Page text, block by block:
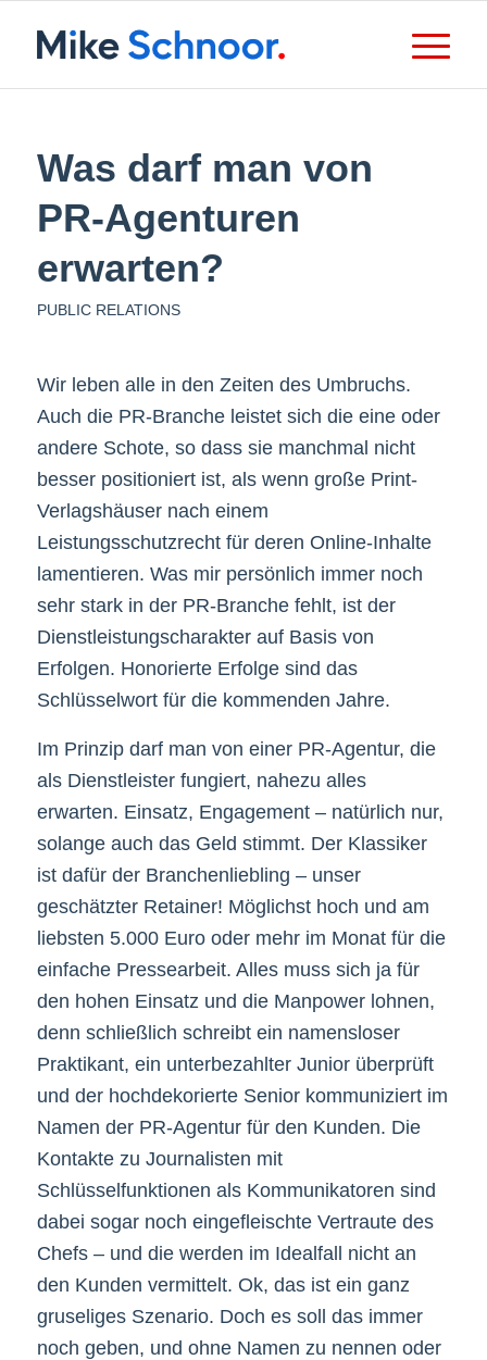
Was darf man von
PR-Agenturen
erwarten?
PUBLIC RELATIONS
Wir leben alle in den Zeiten des Umbruchs.
Auch die PR-Branche leistet sich die eine oder
andere Schote, so dass sie manchmal nicht
besser positioniert ist, als wenn große Print-
Verlagshäuser nach einem
Leistungsschutzrecht für deren Online-Inhalte
lamentieren. Was mir persönlich immer noch
sehr stark in der PR-Branche fehlt, ist der
Dienstleistungscharakter auf Basis von
Erfolgen. Honorierte Erfolge sind das
Schlüsselwort für die kommenden Jahre.
Im Prinzip darf man von einer PR-Agentur, die
als Dienstleister fungiert, nahezu alles
erwarten. Einsatz, Engagement – natürlich nur,
solange auch das Geld stimmt. Der Klassiker
ist dafür der Branchenliebling – unser
geschätzter Retainer! Möglichst hoch und am
liebsten 5.000 Euro oder mehr im Monat für die
einfache Pressearbeit. Alles muss sich ja für
den hohen Einsatz und die Manpower lohnen,
denn schließlich schreibt ein namensloser
Praktikant, ein unterbezahlter Junior überprüft
und der hochdekorierte Senior kommuniziert im
Namen der PR-Agentur für den Kunden. Die
Kontakte zu Journalisten mit
Schlüsselfunktionen als Kommunikatoren sind
dabei sogar noch eingefleischte Vertraute des
Chefs – und die werden im Idealfall nicht an
den Kunden vermittelt. Ok, das ist ein ganz
gruseliges Szenario. Doch es soll das immer
noch geben, und ohne Namen zu nennen oder